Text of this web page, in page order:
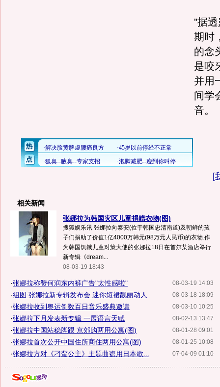
”据
期时
的念
是咬
并用
间学
音。
[
相关新闻
张娜拉为韩国灾区儿童捐赠衣物(图)
搜狐娱乐讯 张娜拉向泰安(位于韩国忠清南道)及朝鲜的孩
子们捐助了价值1亿4000万韩元(98万元人民币)的衣物.作
为韩国饥饿儿童对策大使的张娜拉18日在首尔某酒店举行
新专辑《dream...
08-03-19 18:43
08-03-19 14:03
·张娜拉称赞何润东内裤广告"太性感啦"
08-03-18 18:09
·组图:张娜拉新专辑发布会 迷你短裙靓丽动人
08-03-10 10:25
·张娜拉收到奥运倒数百日音乐盛典邀请
08-02-13 13:47
·张娜拉下月发表新专辑 一展语言天赋
08-01-28 09:01
·张娜拉中国站稳脚跟 京郊购两用公寓(图)
08-01-25 10:08
·张娜拉首次公开中国住所商住两用公寓(图)
07-04-09 01:10
·张娜拉方对《刁蛮公主》主题曲盗用日本歌...